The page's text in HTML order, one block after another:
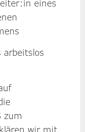
eines
arbeitslos
zum
wir mit